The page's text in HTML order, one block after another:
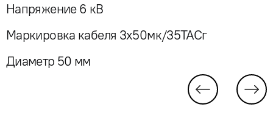
Напряжение 6 кВ
Маркировка кабеля 3x50мк/35ТАСг
Диаметр 50 мм